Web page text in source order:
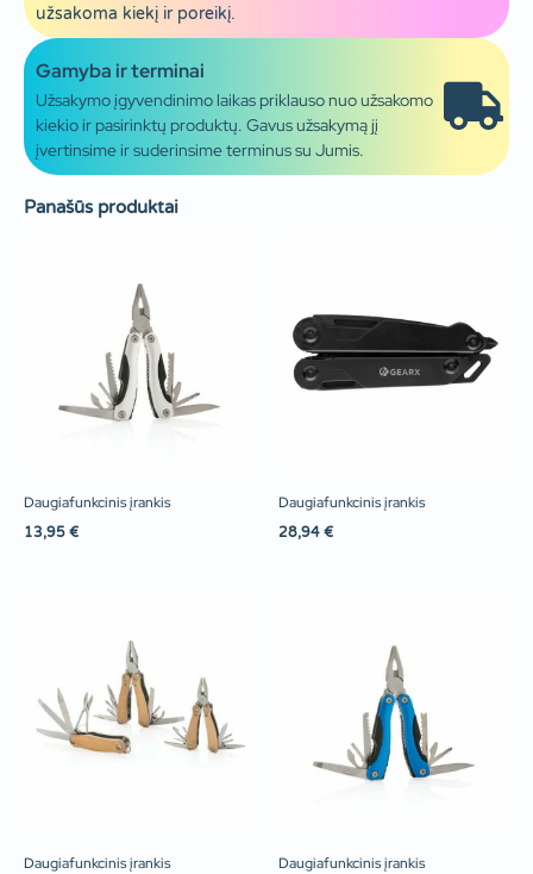
užsakoma kiekį ir poreikį.
Gamyba ir terminai
Užsakymo įgyvendinimo laikas priklauso nuo užsakomo
kiekio ir pasirinktų produktų. Gavus užsakymą jį
įvertinsime ir suderinsime terminus su Jumis.
Panašūs produktai
Daugiafunkcinis įrankis
13,95 €
Daugiafunkcinis įrankis
28,94 €
Daugiafunkcinis įrankis Daugiafunkcinis įrankis